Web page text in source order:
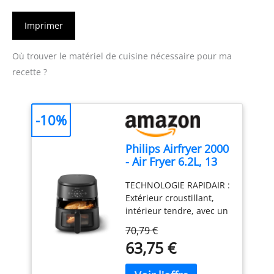
Imprimer
Où trouver le matériel de cuisine nécessaire pour ma
recette ?
Philips Airfryer 2000
- Air Fryer 6.2L, 13
tactile, Noir
TECHNOLOGIE RAPIDAIR :
Extérieur croustillant,
intérieur tendre, avec un
en étoile du Airfryer
Philips assure un flux
d'air parfait pour une
70,79 €
63,75 €
-10%